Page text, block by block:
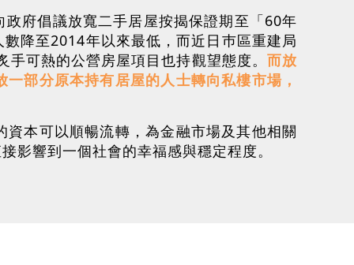
府倡議放寬二手居屋按揭保證期至「60年
降至2014年以來最低，而近日巿區重建局
可熱的公營房屋項目也持觀望態度。 而放
部分原本持有居屋的人士轉向私樓市場，
本可以順暢流轉，為金融市場及其他相關
影響到一個社會的幸福感與穩定程度。